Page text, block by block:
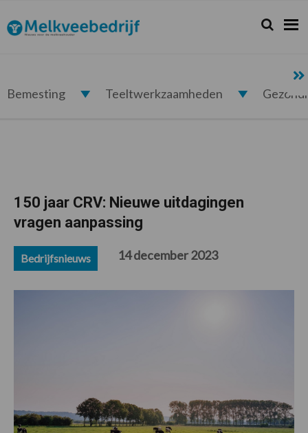
de
hoofdnavigatie
de
hoofd
de
eerste
de
voettekst
Melkveebedrijf.nl Zoeken...
Zoek
Bemesting Teeltwerkzaamheden
150 jaar CRV: Nieuwe uitdagingen
vragen aanpassing
Bedrijfsnieuws 14 december 2023